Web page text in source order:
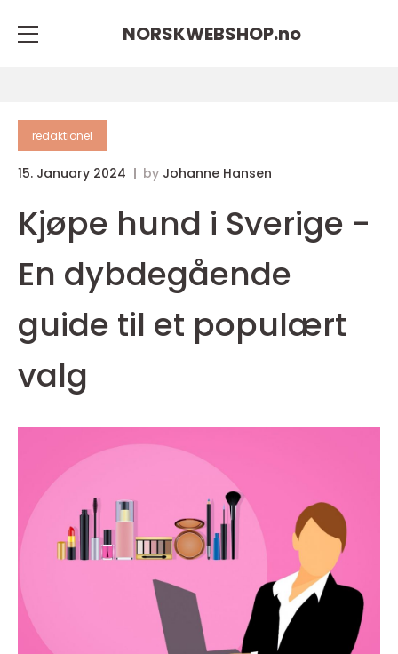
NORSKWEBSHOP.no
redaktionel
15. January 2024 by Johanne Hansen
Kjøpe hund i Sverige -
En dybdegående
guide til et populært
valg